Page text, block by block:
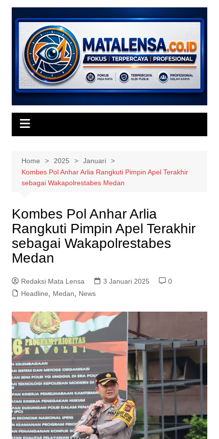
Skip
content
Home 2025
Januari
Kombes Pol Anhar Arlia Rangkuti Pimpin Apel Terakhir
sebagai Wakapolrestabes Medan
Kombes Pol Anhar Arlia
Rangkuti Pimpin Apel Terakhir
sebagai Wakapolrestabes
Medan
Redaksi Mata Lensa 3 Januari 2025
0
Headline
Medan News